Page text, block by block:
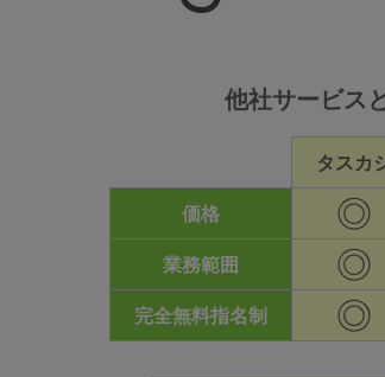
他社サービス
タスカ
価格
◎
業務範囲 ◎
完全無料指名制 ◎